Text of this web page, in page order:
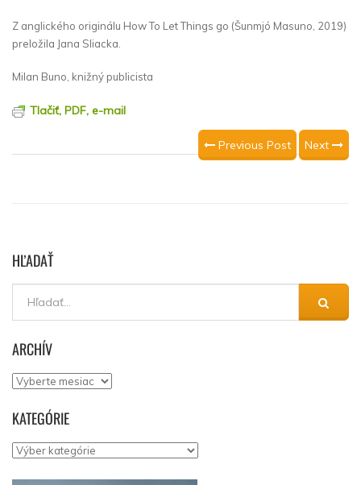
Z anglického originálu How To Let Things go (Šunmjó Masuno, 2019)
preložila Jana Sliacka.
Milan Buno, knižný publicista
Tlačiť, PDF, e-mail
Previous Post Next
HĽADAŤ
ARCHÍV
Archív
KATEGÓRIE
Kategórie